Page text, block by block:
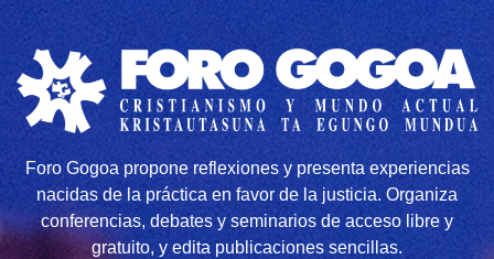
Foro Gogoa propone reflexiones y presenta experiencias
nacidas de la práctica en favor de la justicia. Organiza
conferencias, debates y seminarios de acceso libre y
gratuito, y edita publicaciones sencillas.